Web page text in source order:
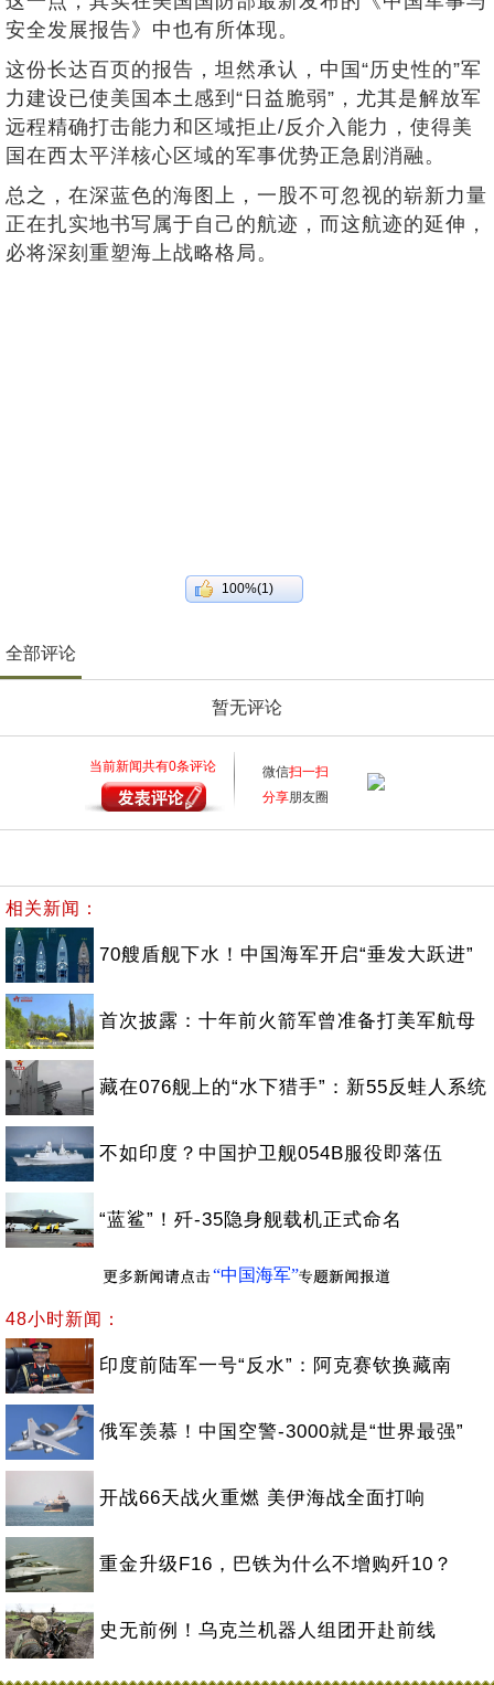
安全发展报告》中也有所体现。
这份长达百页的报告，坦然承认，中国“历史性的”军
力建设已使美国本土感到“日益脆弱”，尤其是解放军
远程精确打击能力和区域拒止/反介入能力，使得美
国在西太平洋核心区域的军事优势正急剧消融。
总之，在深蓝色的海图上，一股不可忽视的崭新力量
正在扎实地书写属于自己的航迹，而这航迹的延伸，
必将深刻重塑海上战略格局。
100%(1)
全部评论
暂无评论
当前新闻共有0条评论 微信扫一扫
分享朋友圈
相关新闻：
70艘盾舰下水！中国海军开启“垂发大跃进”
首次披露：十年前火箭军曾准备打美军航母
藏在076舰上的“水下猎手”：新55反蛙人系统
不如印度？中国护卫舰054B服役即落伍
“蓝鲨”！歼-35隐身舰载机正式命名
“中国海军”
48小时新闻：
印度前陆军一号“反水”：阿克赛钦换藏南
俄军羡慕！中国空警-3000就是“世界最强”
开战66天战火重燃 美伊海战全面打响
重金升级F16，巴铁为什么不增购歼10？
史无前例！乌克兰机器人组团开赴前线